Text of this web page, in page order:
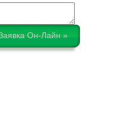
Он-Лайн »